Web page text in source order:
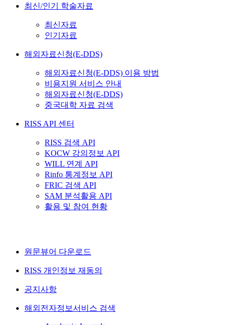
최신/인기 학술자료
최신자료
인기자료
해외자료신청(E-DDS)
해외자료신청(E-DDS) 이용 방법
비용지원 서비스 안내
해외자료신청(E-DDS)
중국대학 자료 검색
RISS API 센터
RISS 검색 API
KOCW 강의정보 API
WILL 연계 API
Rinfo 통계정보 API
FRIC 검색 API
SAM 분석활용 API
활용 및 참여 현황
원문뷰어 다운로드
RISS 개인정보 재동의
공지사항
해외전자정보서비스 검색